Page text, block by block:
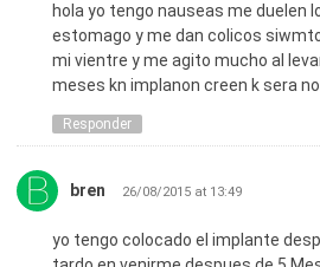
hola yo tengo nauseas me duelen
estomago y me dan colicos
mi vientre y me agito mucho al
meses kn implanon creen k sera
Responder
bren 26/08/2015 at 13:49
yo tengo colocado el implante